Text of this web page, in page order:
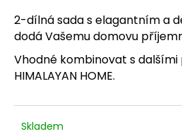
2-dílná sada s elagantním a
dodá Vašemu domovu
Vhodné kombinovat s
HIMALAYAN HOME.
Skladem
D
o